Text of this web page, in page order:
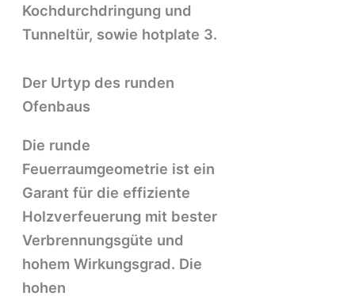
Kochdurchdringung und
Tunneltür, sowie hotplate 3.
Der Urtyp des runden
Ofenbaus
Die runde
Feuerraumgeometrie ist ein
Garant für die effiziente
Holzverfeuerung mit bester
Verbrennungsgüte und
hohem Wirkungsgrad. Die
hohen